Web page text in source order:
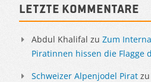
Sidebar
Letzte Kommentare
Abdul Khalifal zu Zum
Piratinnen hissen die Flagge
Schweizer Alpenjodel Pirat zu